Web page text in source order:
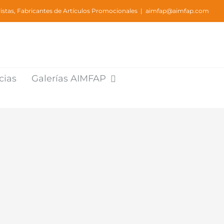
Fabricantes de Artículos Promocionales | aimfap@aimfap.com
Galerías AIMFAP